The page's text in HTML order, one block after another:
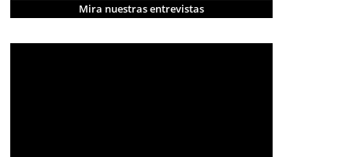
Mira nuestras entrevistas